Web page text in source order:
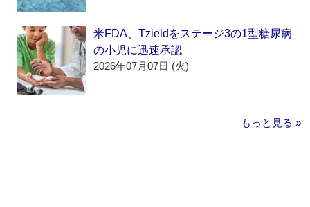
米FDA、Tzieldをステージ3の1型糖尿病
の小児に迅速承認
2026年07月07日 (火)
もっと見る »